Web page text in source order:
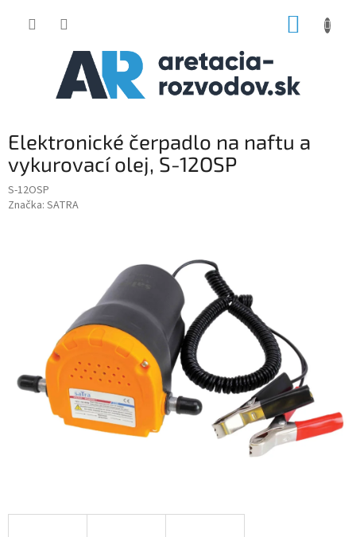
Elektronické čerpadlo na naftu a
vykurovací olej, S-12OSP
S-12OSP
Značka: SATRA